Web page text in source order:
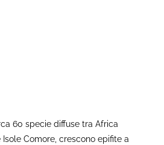
60 specie diffuse tra Africa
Comore, crescono epifite a